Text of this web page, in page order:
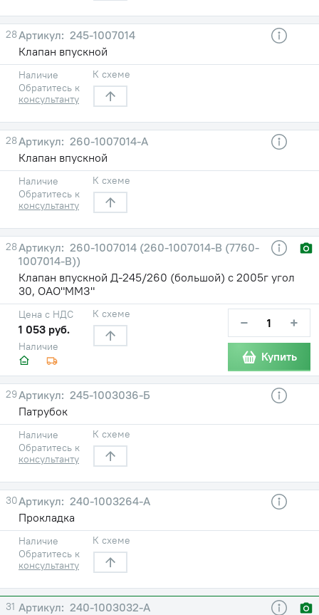
28
245-1007014
Клапан впускной
Наличие
Обратитесь к
консультанту
К схеме
28
260-1007014-А
Клапан впускной
Наличие
Обратитесь к
консультанту
К схеме
28
260-1007014 (260-1007014-В (7760-
1007014-В))
Клапан впускной Д-245/260 (большой) с 2005г угол
30, ОАО"ММЗ"
Наличие
Цена с НДС
1 053 руб.
К схеме − +
Купить
29
245-1003036-Б
Патрубок
Наличие
Обратитесь к
консультанту
К схеме
30
240-1003264-А
Прокладка
Наличие
Обратитесь к
консультанту
К схеме
31
240-1003032-А